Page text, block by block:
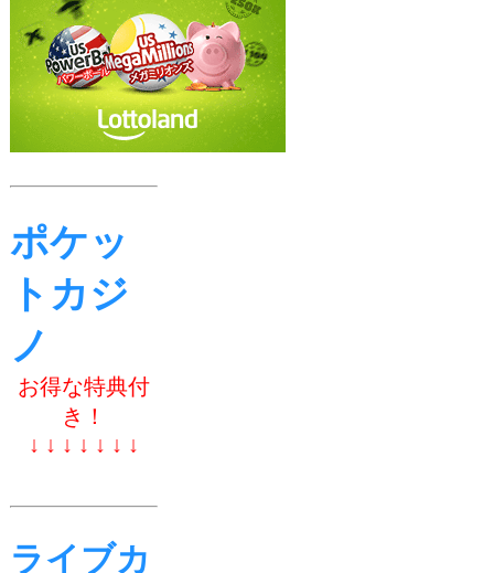
ポケッ
トカジ
ノ
お得な特典付
き！
↓ ↓ ↓ ↓ ↓ ↓ ↓
ライブカ